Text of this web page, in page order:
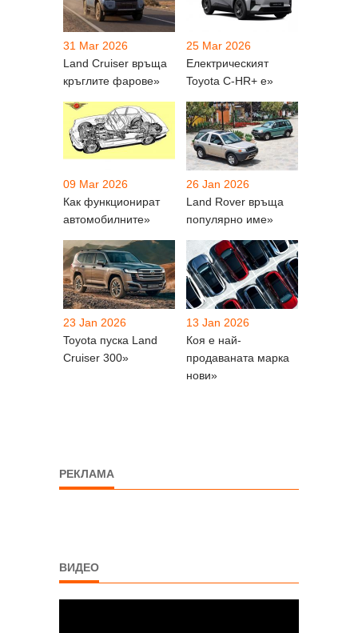
31 Mar 2026
Land Cruiser връща
кръглите фарове»
25 Mar 2026
Електрическият
Toyota C-HR+ е»
09 Mar 2026
Как функционират
автомобилните»
26 Jan 2026
Land Rover връща
популярно име»
23 Jan 2026
Toyota пуска Land
Cruiser 300»
13 Jan 2026
Коя е най-
продаваната марка
нови»
РЕКЛАМА
ВИДЕО